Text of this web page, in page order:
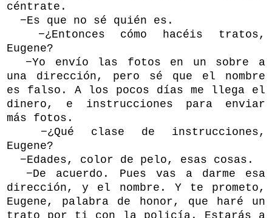
céntrate.
−Es que no sé quién es.
−¿Entonces cómo hacéis tratos,
Eugene?
−Yo envío las fotos en un sobre a
una dirección, pero sé que el nombre
es falso. A los pocos días me llega el
dinero, e instrucciones para enviar
más fotos.
−¿Qué clase de instrucciones,
Eugene?
−Edades, color de pelo, esas cosas.
−De acuerdo. Pues vas a darme esa
dirección, y el nombre. Y te prometo,
Eugene, palabra de honor, que haré un